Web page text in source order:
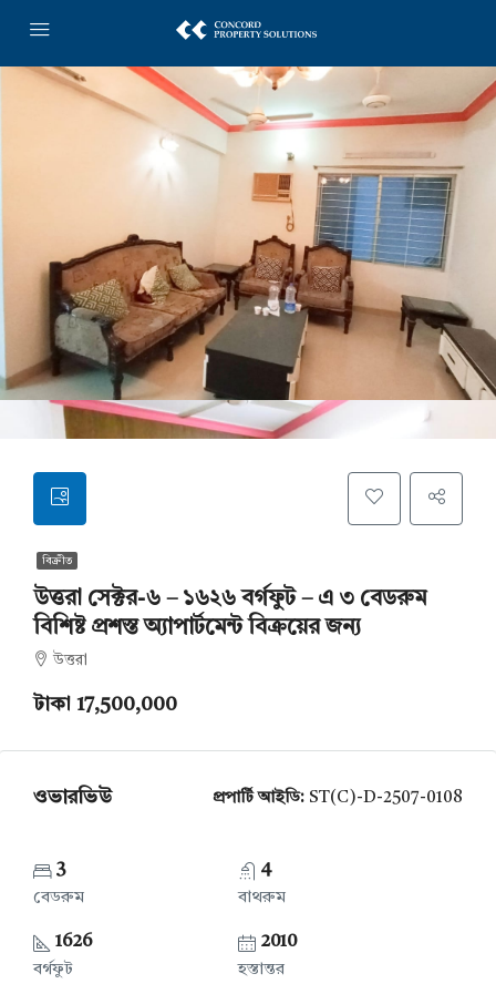
বিক্রীত
উত্তরা সেক্টর-৬ – ১৬২৬ বর্গফুট – এ ৩ বেডরুম
বিশিষ্ট প্রশস্ত অ্যাপার্টমেন্ট বিক্রয়ের জন্য
উত্তরা
টাকা 17,500,000
ওভারভিউ প্রপার্টি আইডি: ST(C)-D-2507-0108
3
বেডরুম
4
বাথরুম
1626
বর্গফুট
2010
হস্তান্তর